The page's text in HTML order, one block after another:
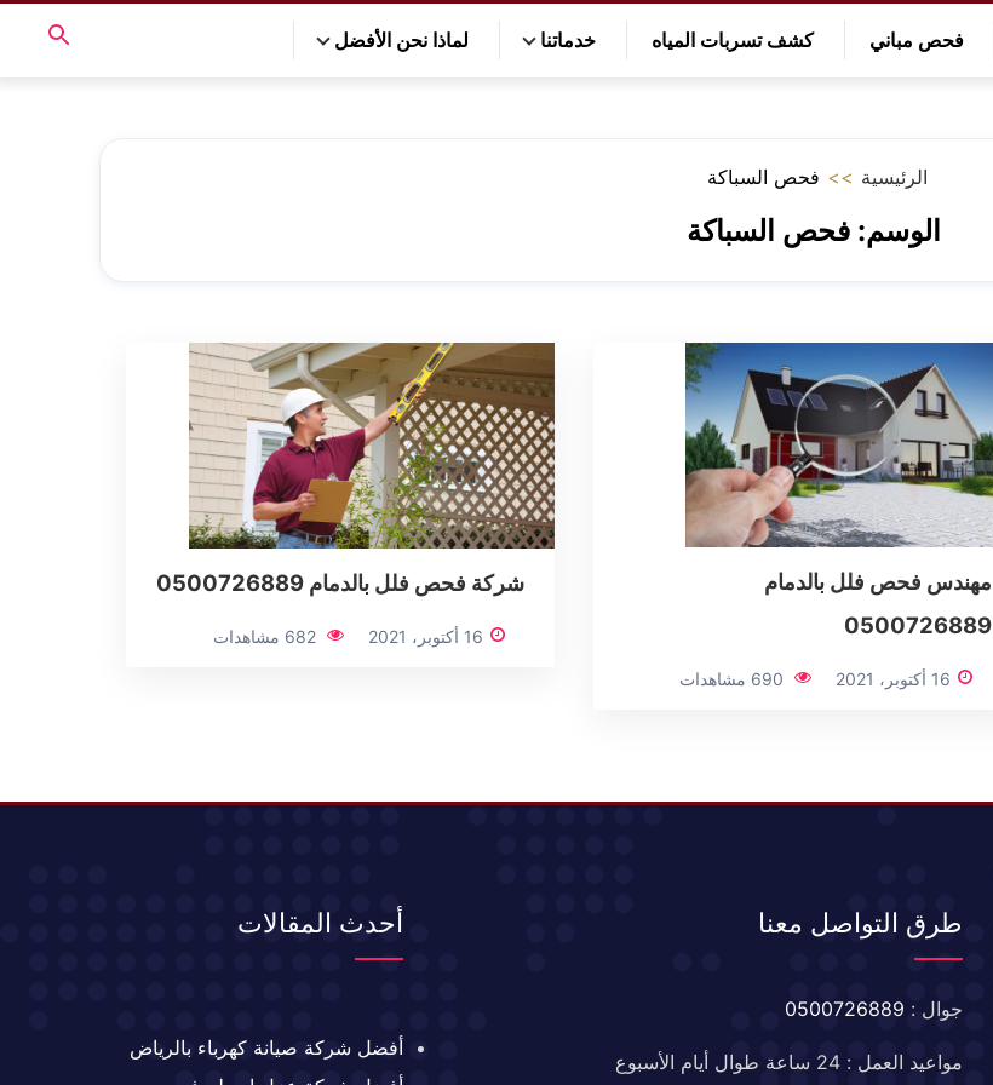
فحص مباني كشف تسربات المياه خدماتنا لماذا نحن الأفضل
الرئيسية >> فحص السباكة
الوسم: فحص السباكة
مهندس فحص فلل بالدمام
0500726889
16 أكتوبر، 2021 690 مشاهدات
شركة فحص فلل بالدمام 0500726889
16 أكتوبر، 2021 682 مشاهدات
طرق التواصل معنا
جوال : 0500726889
مواعيد العمل : 24 ساعة طوال أيام الأسبوع
أحدث المقالات
أفضل شركة صيانة كهرباء بالرياض